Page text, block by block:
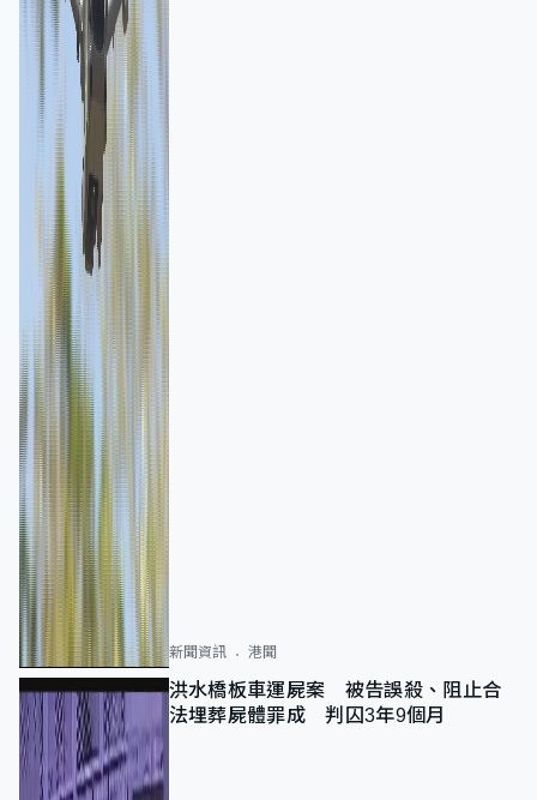
新聞資訊 港聞
洪水橋板車運屍案 被告誤殺、阻止合
法埋葬屍體罪成 判囚3年9個月